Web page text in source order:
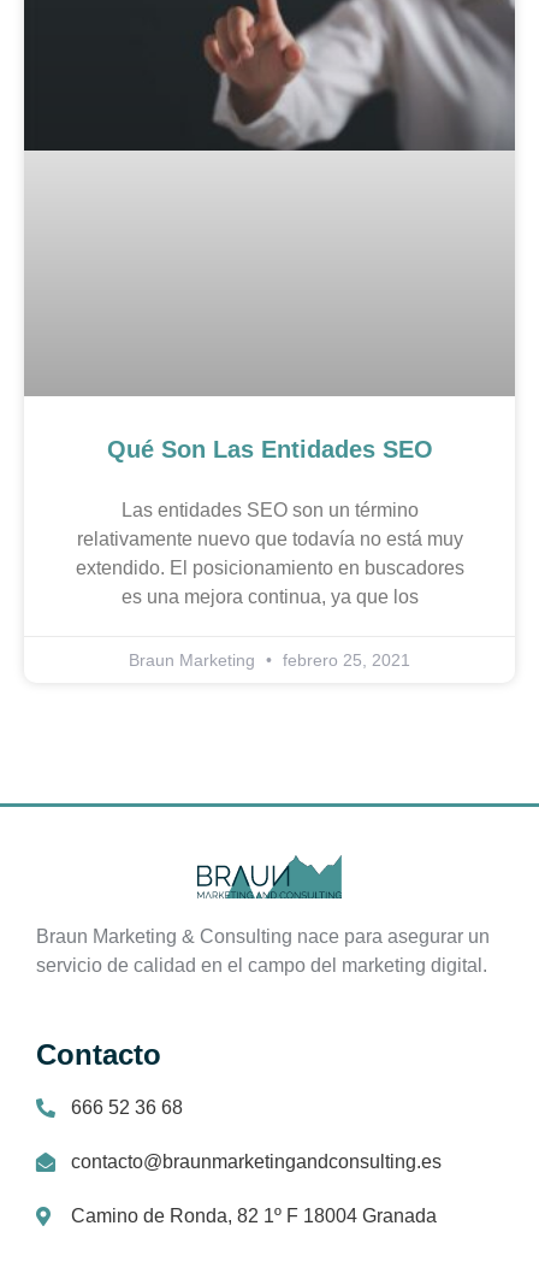
Qué Son Las Entidades SEO
Las entidades SEO son un término
relativamente nuevo que todavía no está muy
extendido. El posicionamiento en buscadores
es una mejora continua, ya que los
Braun Marketing febrero 25, 2021
Braun Marketing & Consulting nace para asegurar un
servicio de calidad en el campo del marketing digital.
Contacto
666 52 36 68
contacto@braunmarketingandconsulting.es
Camino de Ronda, 82 1º F 18004 Granada